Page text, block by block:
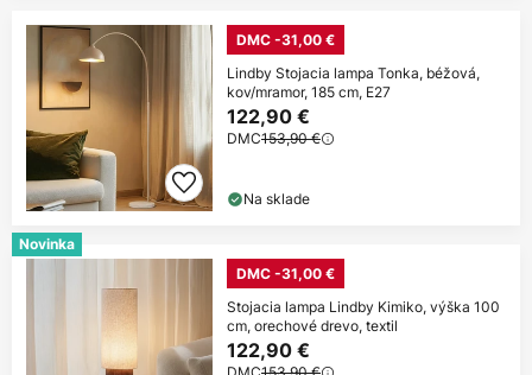
DMC -31,00 €
Lindby Stojacia lampa Tonka, béžová,
kov/mramor, 185 cm, E27
122,90 €
DMC153,90 €
Na sklade
Novinka
DMC -31,00 €
Stojacia lampa Lindby Kimiko, výška 100
cm, orechové drevo, textil
122,90 €